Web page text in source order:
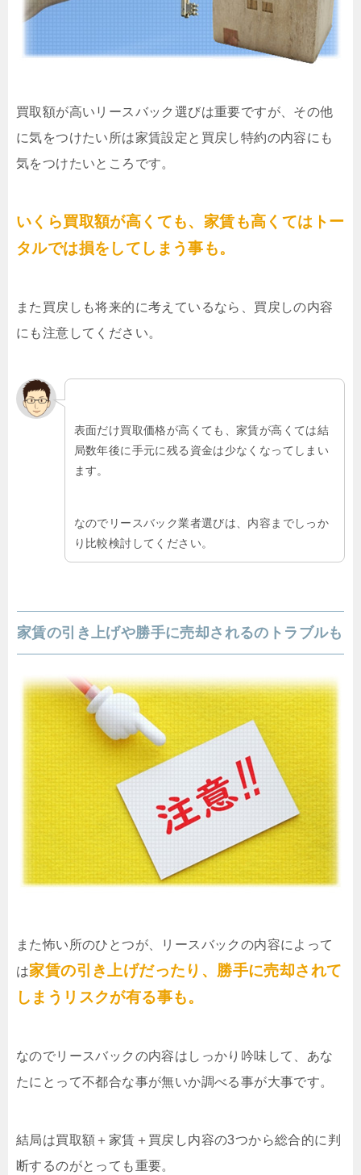
買取額が高いリースバック選びは重要ですが、その他
に気をつけたい所は家賃設定と買戻し特約の内容にも
気をつけたいところです。
いくら買取額が高くても、家賃も高くてはトー
タルでは損をしてしまう事も。
また買戻しも将来的に考えているなら、買戻しの内容
にも注意してください。
表面だけ買取価格が高くても、家賃が高くては結
局数年後に手元に残る資金は少なくなってしまい
ます。
なのでリースバック業者選びは、内容までしっか
り比較検討してください。
家賃の引き上げや勝手に売却されるのトラブルも
また怖い所のひとつが、リースバックの内容によって
は家賃の引き上げだったり、勝手に売却されて
しまうリスクが有る事も。
なのでリースバックの内容はしっかり吟味して、あな
たにとって不都合な事が無いか調べる事が大事です。
結局は買取額＋家賃＋買戻し内容の3つから総合的に判
断するのがとっても重要。